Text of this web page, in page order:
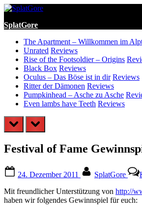
Skip
content
SplatGore
The Apartment – Willkommen im
Unrated Reviews
Rise of the Footsoldier – Origins
Black Box Reviews
Oculus – Das Böse ist in dir Reviews
Ritter der Dämonen Reviews
Pumpkinhead – Asche zu Asche
Even lambs have Teeth Reviews
prev next
Festival of Fame
on
24. Dezember 2011 SplatGore
Mit freundlicher Unterstützung von http://
haben wir folgendes Gewinnspiel für euch: